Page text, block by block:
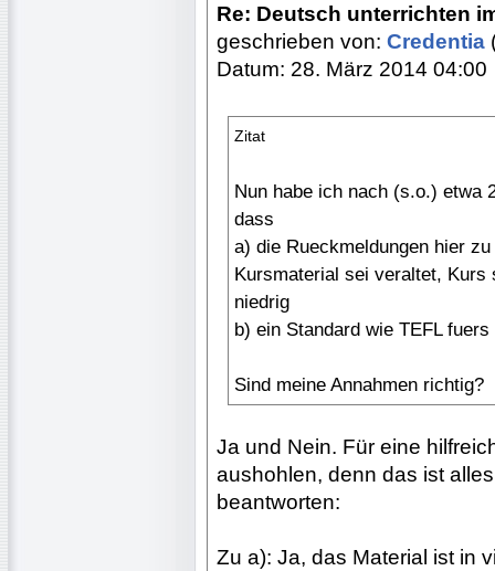
Re: Deutsch unterrichten
geschrieben von: Credentia
Datum: 28. März 2014 04:00
Zitat
Nun habe ich nach (s.o.) etwa
dass
a) die Rueckmeldungen hier
Kursmaterial sei veraltet,
niedrig
b) ein Standard wie TEFL
Sind meine Annahmen richtig?
Ja und Nein. Für eine
aushohlen, denn das ist
beantworten:
Zu a): Ja, das Material ist in